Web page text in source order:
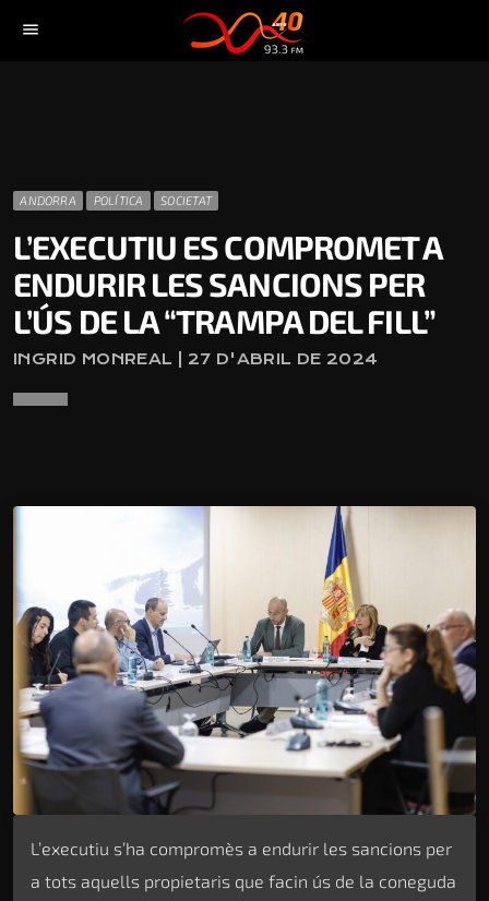
menu
ANDORRA POLÍTICA SOCIETAT
L’EXECUTIU ES COMPROMET A
ENDURIR LES SANCIONS PER
L’ÚS DE LA “TRAMPA DEL FILL”
INGRID MONREAL | 27 D'ABRIL DE 2024
L’executiu s’ha compromès a endurir les sancions per
a tots aquells propietaris que facin ús de la coneguda